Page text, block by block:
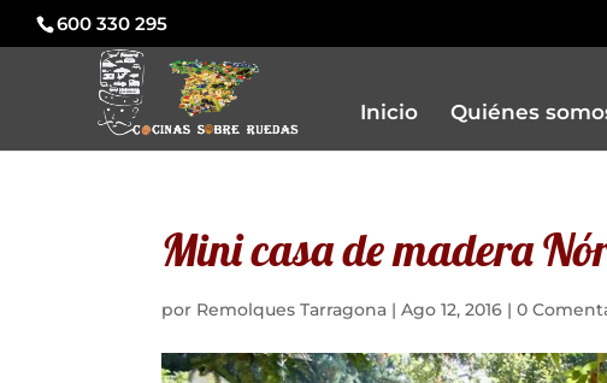
600 330 295
Inicio Quiénes
Mini casa de madera
por Remolques Tarragona |Ago 12, 2016 |0